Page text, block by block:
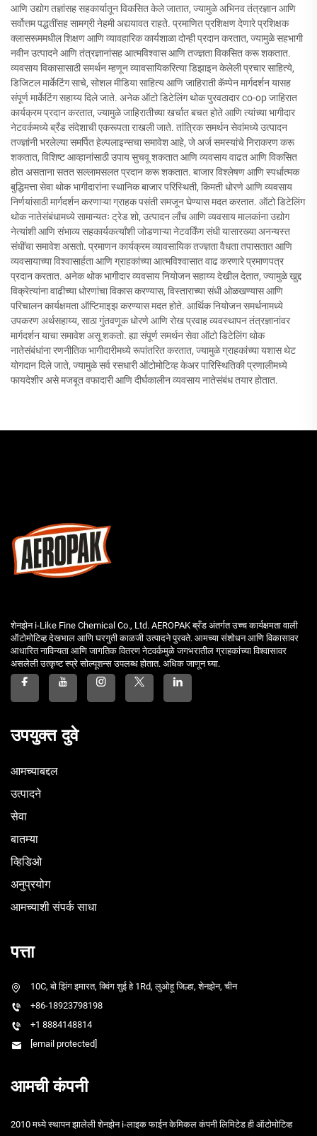
आणि उद्योग तज्ञांसह सहकार्यातून विकसित केले जातात, ज्यामुळे अभिनव तंत्रज्ञान आणि
सर्वोत्तम पद्धतींसह सामग्री नेहमी अद्ययावत राहते. प्रमाणित प्रशिक्षण देणारे प्रशिक्षक
क्लासरूममधील शिक्षण आणि व्यावहारिक कार्यशाळा दोन्ही प्रदान करतात, ज्यामुळे सहभागी
नवीन उत्पादने आणि तंत्रज्ञानांसह आत्मविश्वास आणि तज्ज्ञता विकसित करू शकतात.
व्यवसाय विकासासाठी समर्थन म्हणून व्यावसायिकरित्या डिझाइन केलेली प्रचार साहित्ये,
डिजिटल मार्केटिंग साचे, सोशल मीडिया साहित्य आणि जाहिराती कॅम्पेन मार्गदर्शन यासह
संपूर्ण मार्केटिंग सहाय्य दिले जाते. अनेक ऑटो डिटेलिंग थोक पुरवठादार co-op जाहिरात
कार्यक्रम प्रदान करतात, ज्यामुळे जाहिरातीच्या खर्चात बचत होते आणि त्यांच्या भागीदार
नेटवर्कमध्ये ब्रँड संदेशाची एकरूपता राखली जाते. तांत्रिक समर्थन सेवांमध्ये उत्पादन
तज्ज्ञांनी भरलेल्या समर्पित हेल्पलाइन्सचा समावेश आहे, जे अर्ज समस्यांचे निराकरण करू
शकतात, विशिष्ट आव्हानांसाठी उपाय सुचवू शकतात आणि व्यवसाय वाढत आणि विकसित
होत असताना सतत सल्लामसलत प्रदान करू शकतात. बाजार विश्लेषण आणि स्पर्धात्मक
बुद्धिमत्ता सेवा थोक भागीदारांना स्थानिक बाजार परिस्थिती, किमती धोरणे आणि व्यवसाय
निर्णयांसाठी मार्गदर्शन करणाऱ्या ग्राहक पसंती समजून घेण्यास मदत करतात. ऑटो डिटेलिंग
थोक नातेसंबंधामध्ये सामान्यतः ट्रेड शो, उत्पादन लाँच आणि व्यवसाय मालकांना उद्योग
नेत्यांशी आणि संभाव्य सहकार्यकर्त्यांशी जोडणाऱ्या नेटवर्किंग संधी यासारख्या अनन्यस्त
संधींचा समावेश असतो. प्रमाणन कार्यक्रम व्यावसायिक तज्ज्ञता वैधता तपासतात आणि
व्यवसायाच्या विश्वासार्हता आणि ग्राहकांच्या आत्मविश्वासात वाढ करणारे प्रमाणपत्र
प्रदान करतात. अनेक थोक भागीदार व्यवसाय नियोजन सहाय्य देखील देतात, ज्यामुळे खुद्द
विक्रेत्यांना वाढीच्या धोरणांचा विकास करण्यास, विस्ताराच्या संधी ओळखण्यास आणि
परिचालन कार्यक्षमता ऑप्टिमाइझ करण्यास मदत होते. आर्थिक नियोजन समर्थनामध्ये
उपकरण अर्थसहाय्य, साठा गुंतवणूक धोरणे आणि रोख प्रवाह व्यवस्थापन तंत्रज्ञानांवर
मार्गदर्शन याचा समावेश असू शकतो. ह्या संपूर्ण समर्थन सेवा ऑटो डिटेलिंग थोक
नातेसंबंधांना रणनीतिक भागीदारीमध्ये रूपांतरित करतात, ज्यामुळे ग्राहकांच्या यशास थेट
योगदान दिले जाते, ज्यामुळे सर्व रसधारी ऑटोमोटिव्ह केअर पारिस्थितिकी प्रणालीमध्ये
फायदेशीर असे मजबूत वफादारी आणि दीर्घकालीन व्यवसाय नातेसंबंध तयार होतात.
शेनझेन i-Like Fine Chemical Co., Ltd. AEROPAK ब्रँड अंतर्गत उच्च कार्यक्षमता वाली
ऑटोमोटिव्ह देखभाल आणि घरगुती काळजी उत्पादने पुरवते. आमच्या संशोधन आणि विकासावर
आधारित नाविन्यता आणि जागतिक वितरण नेटवर्कमुळे जगभरातील ग्राहकांच्या विश्वासावर
असलेली उत्कृष्ट स्प्रे सोल्यूशन्स उपलब्ध होतात. अधिक जाणून घ्या.
उपयुक्त दुवे
आमच्याबद्दल
उत्पादने
सेवा
बातम्या
व्हिडिओ
अनुप्रयोग
आमच्याशी संपर्क साधा
पत्ता
10C, बो झिंग इमारत, क्विंग शुई हे 1Rd, लुओहू जिल्हा, शेनझेन, चीन
+86-18923798198
+1 8884148814
[email protected]
आमची कंपनी
2010 मध्ये स्थापन झालेली शेनझेन i-लाइक फाईन केमिकल कंपनी लिमिटेड ही ऑटोमोटिव्ह